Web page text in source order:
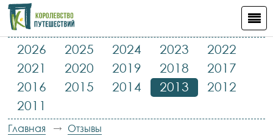
2026 2025 2024 2023
2022
2021
2020 2019 2018
2017
2016
2015 2014 2013
2012
2011
Главная Отзывы